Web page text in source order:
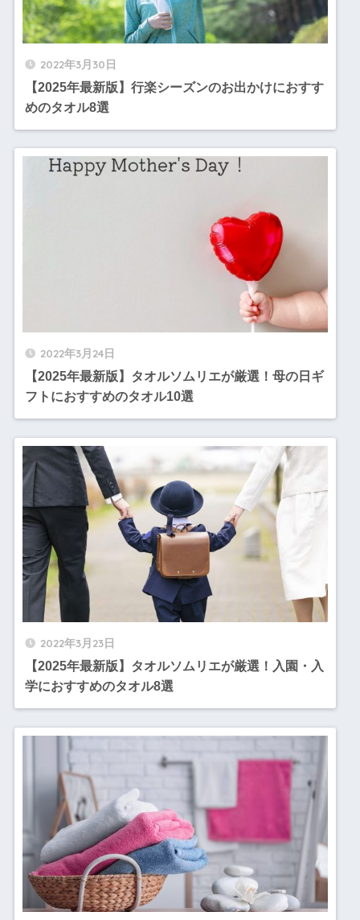
2022年3月30日
【2025年最新版】行楽シーズンのお出かけにおすす
めのタオル8選
2022年3月24日
【2025年最新版】タオルソムリエが厳選！母の日ギ
フトにおすすめのタオル10選
2022年3月23日
【2025年最新版】タオルソムリエが厳選！入園・入
学におすすめのタオル8選